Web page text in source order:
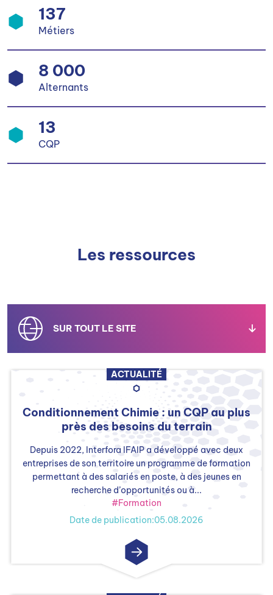
137
Métiers
8 000
Alternants
13
CQP
Les ressources
SUR TOUT LE SITE
CERTIFICATIONS
MÉTIERS
ACTUALITÉ
Conditionnement Chimie : un CQP au plus
près des besoins du terrain
Depuis 2022, Interfora IFAIP a développé avec deux
entreprises de son territoire un programme de formation
permettant à des salariés en poste, à des jeunes en
recherche d’opportunités ou à...
#Formation
Date de publication:05.08.2026